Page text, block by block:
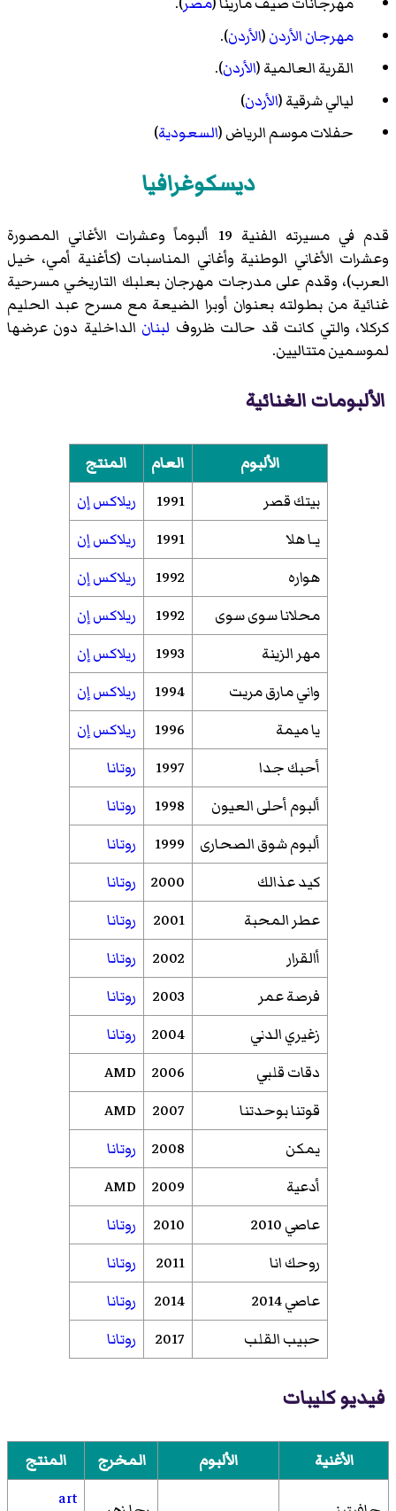
مهرجان الأردن(الأردن).
القرية العالمية (الأردن).
ليالي شرقية (الأردن)
حفلات موسم الرياض (السعودية)
ديسكوغرافيا
قدم في مسيرته الفنية 19 ألبوماً وعشرات الأغاني المصورة
وعشرات الأغاني الوطنية وأغاني المناسبات (كأغنية أمي، خيل
العرب)، وقدم على مدرجات مهرجان بعلبك التاريخي مسرحية
غنائية من بطولته بعنوان أوبرا الضيعة مع مسرح عبد الحليم
كركلا، والتي كانت قد حالت ظروف لبنان الداخلية دون عرضها
لموسمين متتاليين.
الألبومات الغنائية
الألبوم العام
المنتج
بيتك قصر
1991
ريلاكس إن
يـا هلا
1991
ريلاكس إن
هواره
1992
ريلاكس إن
محلانا سوى سوى
1992
ريلاكس إن
مهر الزينة
1993
ريلاكس إن
واني مارق مريت
1994
ريلاكس إن
يا ميمة
1996
ريلاكس إن
أحبك جدا
1997
روتانا
ألبوم أحلى العيون
1998
روتانا
ألبوم شوق الصحارى
1999
روتانا
كيد عذالك
2000
روتانا
عطر المحبة
2001
روتانا
أالقرار
2002
روتانا
فرصة عمر
2003
روتانا
زغيري الدني
2004
روتانا
دقات قلبي
2006
AMD
قوتنا بوحدتنا
2007
AMD
يمكن
2008
روتانا
أدعية
2009
AMD
عاصي 2010
2010
روتانا
روحك انا
2011
روتانا
عاصي 2014
2014
روتانا
حبيب القلب
2017 روتانا
فيديو كليبات
الأغنية الألبوم المخرج المنتج
art